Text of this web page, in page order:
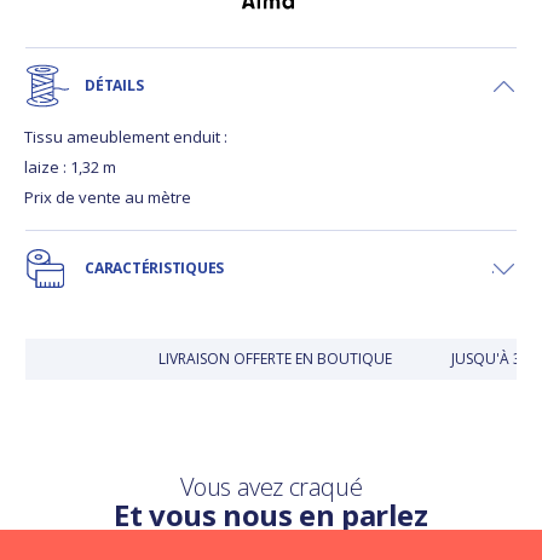
DÉTAILS
Tissu ameublement enduit :
laize : 1,32 m
Prix de vente au mètre
CARACTÉRISTIQUES
LIVRAISON OFFERTE EN BOUTIQUE JUSQU'À 30
Vous avez craqué
Et vous nous en parlez